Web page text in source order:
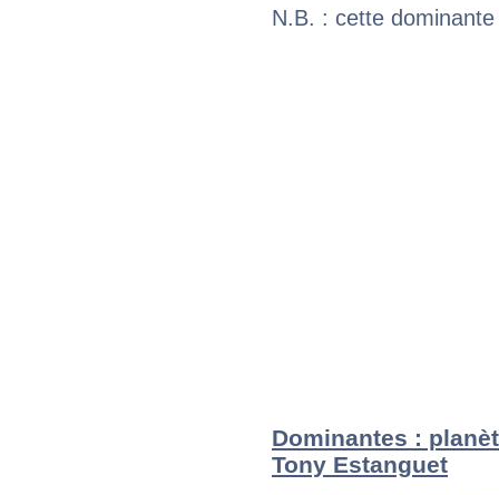
N.B. : cette
Dominantes :
Tony Estanguet